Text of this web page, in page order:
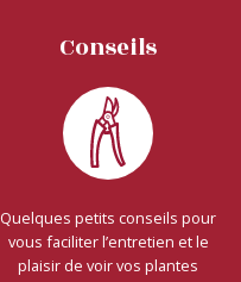
Conseils
Quelques petits conseils pour
vous faciliter l’entretien et le
plaisir de voir vos plantes